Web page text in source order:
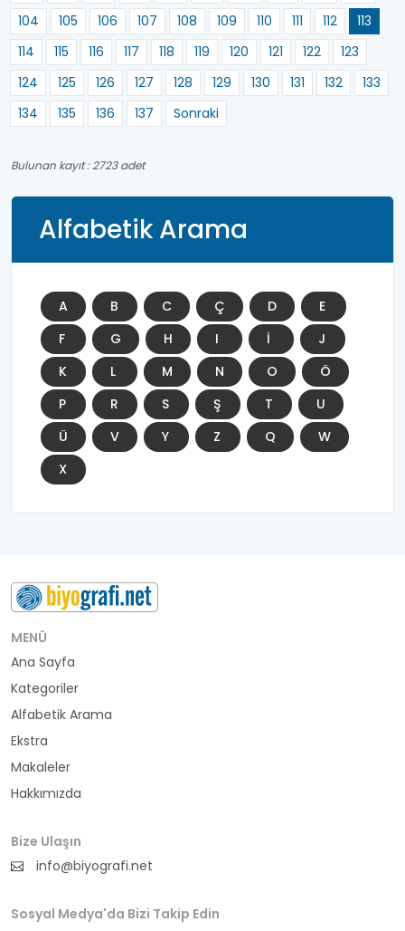
104
105 106 107 108 109 110 111 112
113
114
115 116 117 118 119 120 121 122
123
124
125 126 127 128 129 130 131 132
133
134
135 136 137 Sonraki
Bulunan kayıt : 2723 adet
Alfabetik Arama
A B C Ç D
E
F
G H I İ
J
K
L M N O
Ö
P
R S Ş T
U
Ü
V Y Z Q
W
X
MENÜ
Ana Sayfa
Kategoriler
Alfabetik Arama
Ekstra
Makaleler
Hakkımızda
Bize Ulaşın
info@biyografi.net
Sosyal Medya'da Bizi Takip Edin